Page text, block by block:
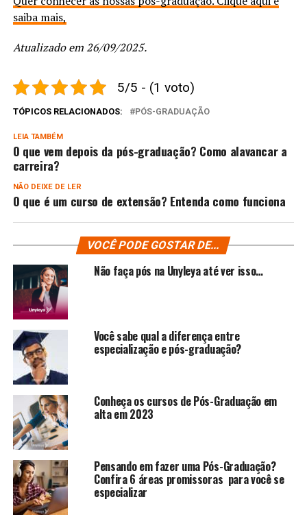
saiba mais,
Atualizado em 26/09/2025.
5/5 - (1 voto)
TÓPICOS RELACIONADOS: PÓS-GRADUAÇÃO
LEIA TAMBÉM
O que vem depois da pós-graduação? Como alavancar a
carreira?
NÃO DEIXE DE LER
O que é um curso de extensão? Entenda como funciona
VOCÊ PODE GOSTAR DE...
Não faça pós na Unyleya até ver isso…
Você sabe qual a diferença entre
especialização e pós-graduação?
Conheça os cursos de Pós-Graduação em
alta em 2023
Pensando em fazer uma Pós-Graduação?
Confira 6 áreas promissoras para você se
especializar